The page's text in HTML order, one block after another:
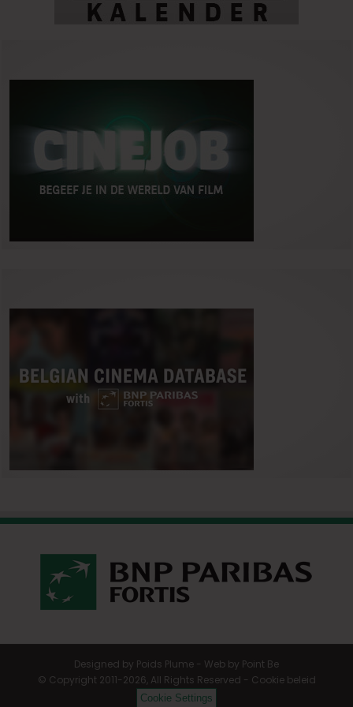
Designed by Poids Plume - Web by Point Be
© Copyright 2011-2026, All Rights Reserved - Cookie beleid
Cookie Settings